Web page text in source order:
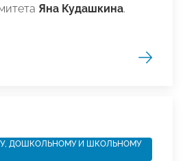
Яна Кудашкина.
ДОШКОЛЬНОМУ И ШКОЛЬНОМУ